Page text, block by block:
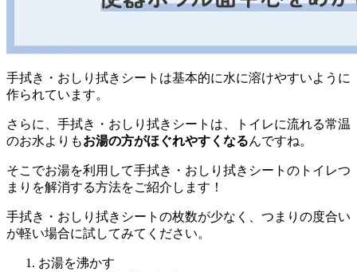
手拭き・おしり拭きシートは基本的に水に溶けやすいように
作られています。
さらに、手拭き・おしり拭きシートは、トイレに流れる常温
のお水よりもお湯の方がほぐれやすくなるんですね。
そこでお湯を利用して手拭き・おしり拭きシートのトイレつ
まりを解消する方法をご紹介します！
手拭き・おしり拭きシートの枚数が少なく、つまりの度合い
が軽い場合に試してみてください。
お湯を沸かす